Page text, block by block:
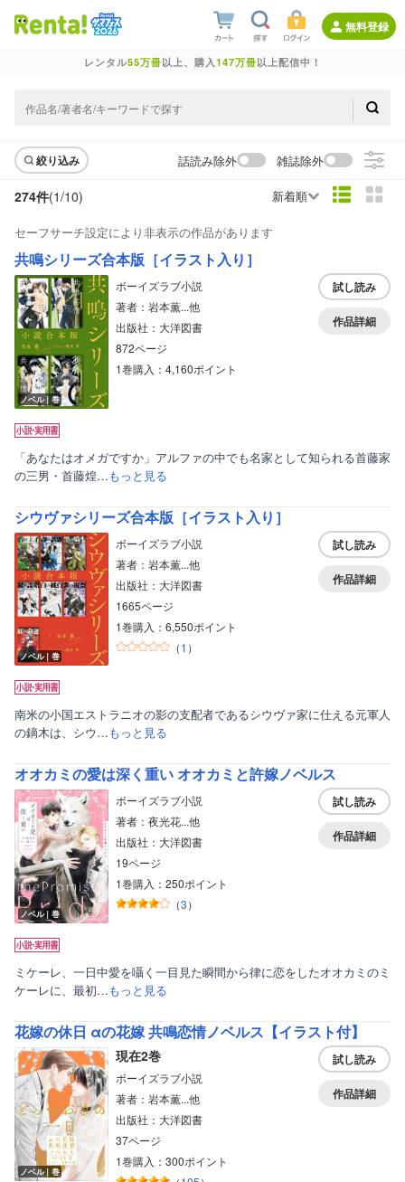
無料登録
レンタル55万冊以上、購入147万冊以上配信中！
絞り込み 話読み除外 雑誌除外
274件(1/10) 新着順
セーフサーチ設定により非表示の作品があります
共鳴シリーズ合本版［イラスト入り］
ノベル｜巻
ボーイズラブ小説
著者：岩本薫...他
出版社：大洋図書
872ページ
1巻購入：4,160ポイント
試し読み
作品詳細
「あなたはオメガですか」アルファの中でも名家として知られる首藤家
の三男・首藤煌…もっと見る
シウヴァシリーズ合本版［イラスト入り］
ノベル｜巻
ボーイズラブ小説
著者：岩本薫...他
出版社：大洋図書
1665ページ
1巻購入：6,550ポイント
（1 ）
試し読み
作品詳細
南米の小国エストラニオの影の支配者であるシウヴァ家に仕える元軍人
の鏑木は、シウ…もっと見る
オオカミの愛は深く重い オオカミと許嫁ノベルス
ノベル｜巻
ボーイズラブ小説
著者：夜光花...他
出版社：大洋図書
19ページ
1巻購入：250ポイント
（3）
試し読み
作品詳細
ミケーレ、一日中愛を囁く一目見た瞬間から律に恋をしたオオカミのミ
ケーレに、最初…もっと見る
花嫁の休日 αの花嫁 共鳴恋情ノベルス【イラスト付】
ノベル｜巻
現在2巻
ボーイズラブ小説
著者：岩本薫...他
出版社：大洋図書
37ページ
1巻購入：300ポイント
試し読み
作品詳細